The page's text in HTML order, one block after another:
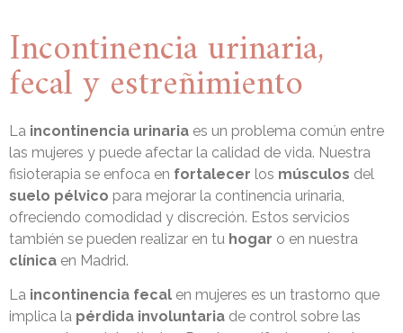
Incontinencia urinaria,
fecal y estreñimiento
La incontinencia urinaria es un problema común entre
las mujeres y puede afectar la calidad de vida. Nuestra
fisioterapia se enfoca en fortalecer los músculos del
suelo pélvico para mejorar la continencia urinaria,
ofreciendo comodidad y discreción. Estos servicios
también se pueden realizar en tu hogar o en nuestra
clínica en Madrid.
La incontinencia fecal en mujeres es un trastorno que
implica la pérdida involuntaria de control sobre las